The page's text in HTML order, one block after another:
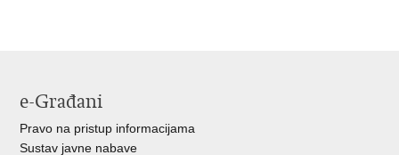
e-Građani
Pravo na pristup informacijama
Sustav javne nabave